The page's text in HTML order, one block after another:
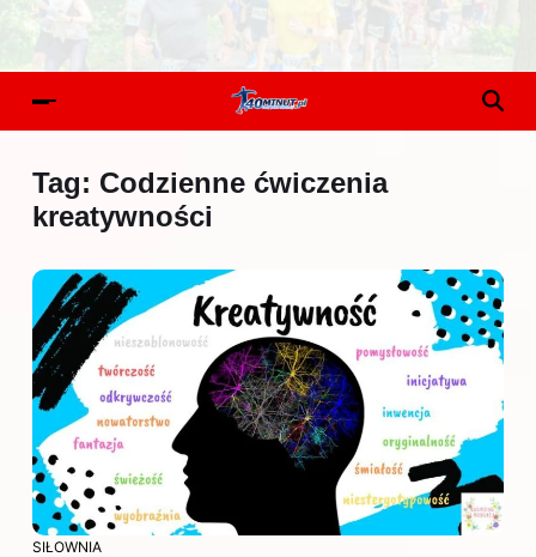
Tag: Codzienne ćwiczenia
kreatywności
SIŁOWNIA